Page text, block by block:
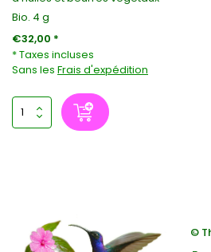
Bio. 4 g
€32,00 *
* Taxes incluses
Sans les Frais d'expédition
©